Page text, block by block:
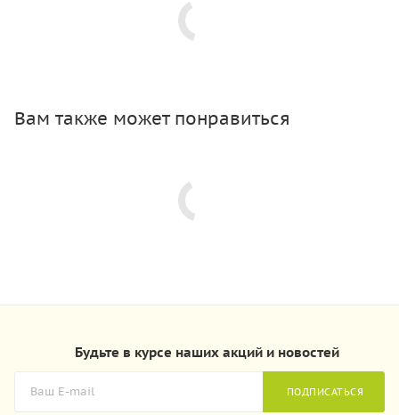
Вам также может понравиться
Будьте в курсе наших акций и новостей
ПОДПИСАТЬСЯ